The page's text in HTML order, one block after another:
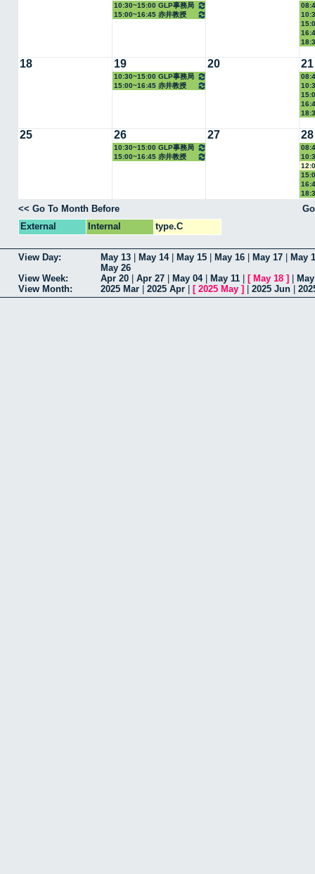
10:30~15:00 GLP事務局
15:00~16:45 赤井教授
18 19
10:30~15:00 GLP事務局
15:00~16:45 赤井教授
20 21
25 26
10:30~15:00 GLP事務局
15:00~16:45 赤井教授
27 28
<< Go To Month Before
External
Internal type.C
View Day: May 13 May 14| May 15 May 16 May 17
May
May 26
View Week:
Apr 20 Apr 27 May 04| May 11 [ May 18 ]
View Month:
2025 Mar 2025 Apr [ 2025 May ] 2025 Jun